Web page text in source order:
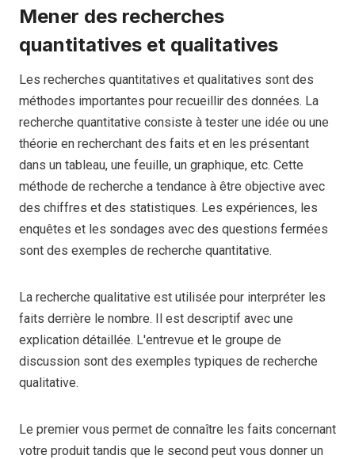
Mener des recherches
quantitatives et qualitatives
Les recherches quantitatives et qualitatives sont des
méthodes importantes pour recueillir des données. La
recherche quantitative consiste à tester une idée ou une
théorie en recherchant des faits et en les présentant
dans un tableau, une feuille, un graphique, etc. Cette
méthode de recherche a tendance à être objective avec
des chiffres et des statistiques. Les expériences, les
enquêtes et les sondages avec des questions fermées
sont des exemples de recherche quantitative.
La recherche qualitative est utilisée pour interpréter les
faits derrière le nombre. Il est descriptif avec une
explication détaillée. L'entrevue et le groupe de
discussion sont des exemples typiques de recherche
qualitative.
Le premier vous permet de connaître les faits concernant
votre produit tandis que le second peut vous donner un